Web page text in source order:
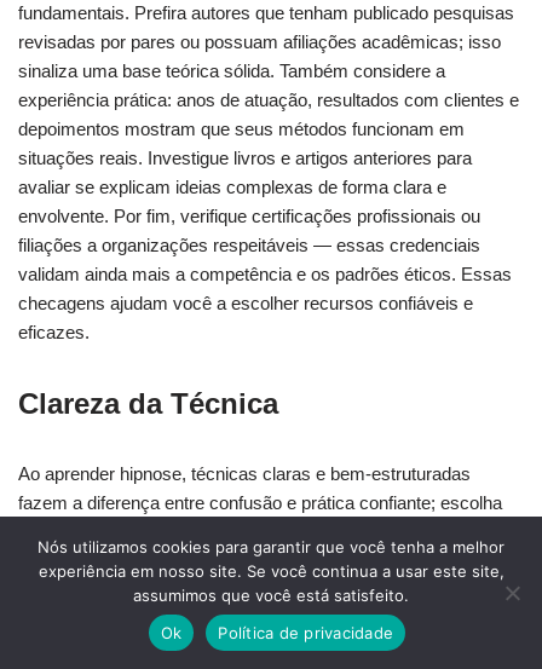
fundamentais. Prefira autores que tenham publicado pesquisas
revisadas por pares ou possuam afiliações acadêmicas; isso
sinaliza uma base teórica sólida. Também considere a
experiência prática: anos de atuação, resultados com clientes e
depoimentos mostram que seus métodos funcionam em
situações reais. Investigue livros e artigos anteriores para
avaliar se explicam ideias complexas de forma clara e
envolvente. Por fim, verifique certificações profissionais ou
filiações a organizações respeitáveis — essas credenciais
validam ainda mais a competência e os padrões éticos. Essas
checagens ajudam você a escolher recursos confiáveis e
eficazes.
Clareza da Técnica
Ao aprender hipnose, técnicas claras e bem-estruturadas
fazem a diferença entre confusão e prática confiante; escolha
em linguagem simples e exemplos concretos para que você
possa acompanhar e aplicar os métodos de forma segura e
eficaz. Você vai querer textos que assumam nenhum
conhecimento prévio, dividindo os processos em etapas
Nós utilizamos cookies para garantir que você tenha a melhor
experiência em nosso site. Se você continua a usar este site,
assumimos que você está satisfeito.
Ok
Política de privacidade